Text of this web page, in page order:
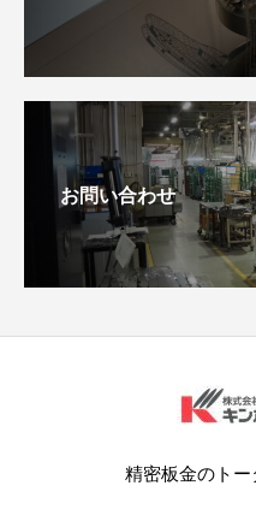
お問い合わせ
精密板金のト